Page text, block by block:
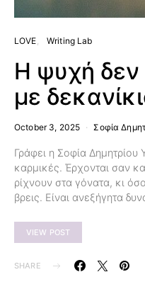
LOVE Writing Lab
Η ψυχή δεν
με
October 3, 2025 Σοφία
Γράφει η Σοφία
καρμικές. Έρχονται σαν
ρίχνουν στα γόνατα, κι
βρεις. Είναι ανεξήγητα
VIEW POST
SHARE